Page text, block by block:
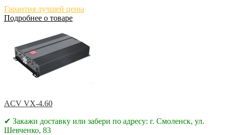
Гарантия лучшей цены
Подробнее о товаре
ACV VX-4.60
✔ Закажи доставку или забери по адресу: г. Смоленск, ул.
Шевченко, 83